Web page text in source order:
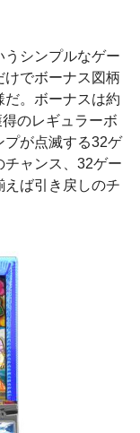
シンプルなゲー
けでボーナス図柄
だ。ボーナスは約
のレギュラーボ
プが点滅する32ゲ
チャンス、32ゲー
えば引き戻しのチ